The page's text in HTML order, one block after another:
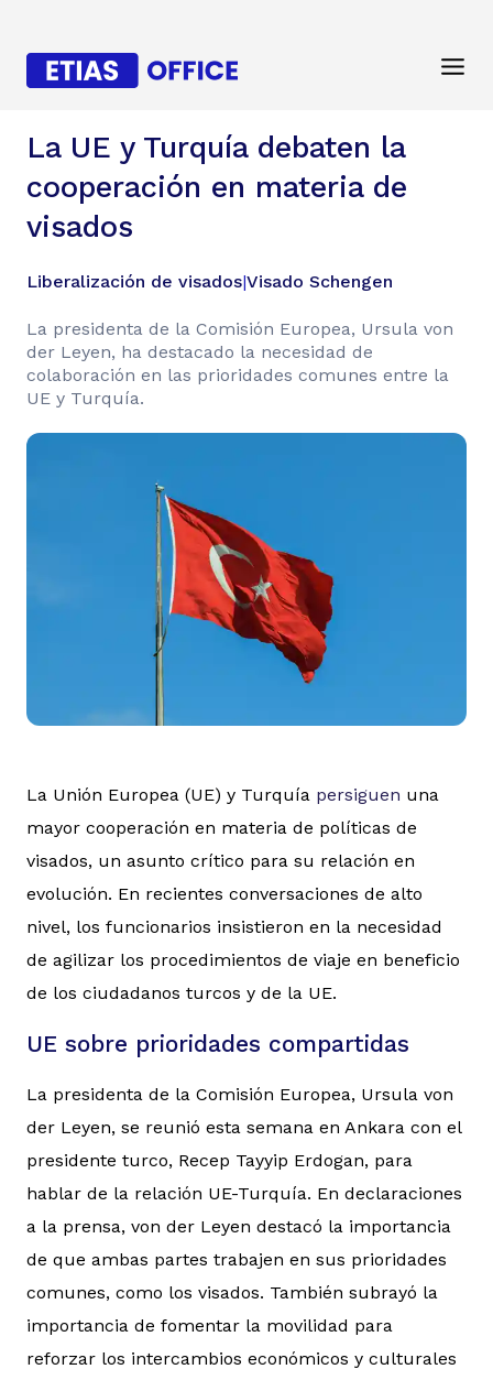
La UE y Turquía debaten la
cooperación en materia de
visados
Liberalización de visados|Visado Schengen
La presidenta de la Comisión Europea, Ursula von
der Leyen, ha destacado la necesidad de
colaboración en las prioridades comunes entre la
UE y Turquía.
La Unión Europea (UE) y Turquía persiguen una
mayor cooperación en materia de políticas de
visados, un asunto crítico para su relación en
evolución. En recientes conversaciones de alto
nivel, los funcionarios insistieron en la necesidad
de agilizar los procedimientos de viaje en beneficio
de los ciudadanos turcos y de la UE.
UE sobre prioridades compartidas
La presidenta de la Comisión Europea, Ursula von
der Leyen, se reunió esta semana en Ankara con el
presidente turco, Recep Tayyip Erdogan, para
hablar de la relación UE-Turquía. En declaraciones
a la prensa, von der Leyen destacó la importancia
de que ambas partes trabajen en sus prioridades
comunes, como los visados. También subrayó la
importancia de fomentar la movilidad para
reforzar los intercambios económicos y culturales